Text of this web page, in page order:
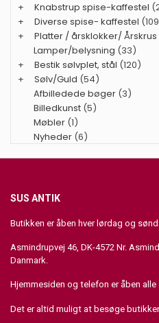
+
Knabstrup spise-kaffestel
+
Diverse spise- kaffestel
+
Platter / årsklokker/ Årskrus
Lamper/belysning (33)
+
Bestik sølvplet, stål (120)
+
Sølv/Guld (54)
Afbilledede bøger (3)
Billedkunst (5)
Møbler (1)
Nyheder (6)
SUS ANTIK
Butikken er åben hver lørdag og
Asmindrupvej 46, DK-4572 Nr.
Danmark.
Hjemmesiden og telefon er åben alle
Det er altid muligt at besøge